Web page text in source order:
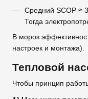
Средний SCOP ≈ 3.
Тогда
В мороз
настроек и монтажа).
Тепловой
Чтобы принцип